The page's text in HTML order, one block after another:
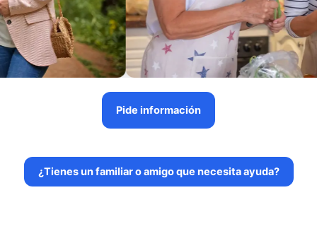
Pide información
¿Tienes un familiar o amigo que necesita ayuda?